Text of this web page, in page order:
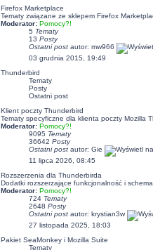
Firefox Marketplace
Tematy związane ze sklepem Firefox
Moderator: Pomocy?!
5 Tematy
13 Posty
Ostatni postautor: mw966
03 grudnia 2015, 19:49
Thunderbird
Tematy
Posty
Ostatni post
Klient poczty Thunderbird
Tematy specyficzne dla klienta poczty Mozilla
Moderator: Pomocy?!
9095 Tematy
36642 Posty
Ostatni postautor: Gie
11 lipca 2026, 08:45
Rozszerzenia dla Thunderbirda
Dodatki rozszerzające funkcjonalność i
Moderator: Pomocy?!
724 Tematy
2648 Posty
Ostatni postautor: krystian3w
27 listopada 2025, 18:03
Pakiet SeaMonkey i Mozilla Suite
Tematy